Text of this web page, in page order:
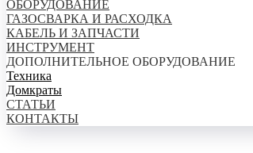
ОБОРУДОВАНИЕ
ГАЗОСВАРКА И РАСХОДКА
КАБЕЛЬ И ЗАПЧАСТИ
ИНСТРУМЕНТ
ДОПОЛНИТЕЛЬНОЕ ОБОРУДОВАНИЕ
Техника
Домкраты
СТАТЬИ
КОНТАКТЫ